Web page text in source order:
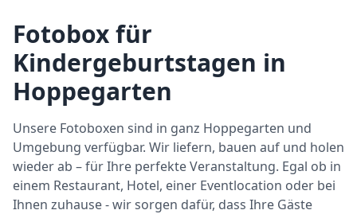
Fotobox für
Kindergeburtstagen in
Hoppegarten
Unsere Fotoboxen sind in ganz Hoppegarten und
Umgebung verfügbar. Wir liefern, bauen auf und holen
wieder ab – für Ihre perfekte Veranstaltung. Egal ob in
einem Restaurant, Hotel, einer Eventlocation oder bei
Ihnen zuhause - wir sorgen dafür, dass Ihre Gäste